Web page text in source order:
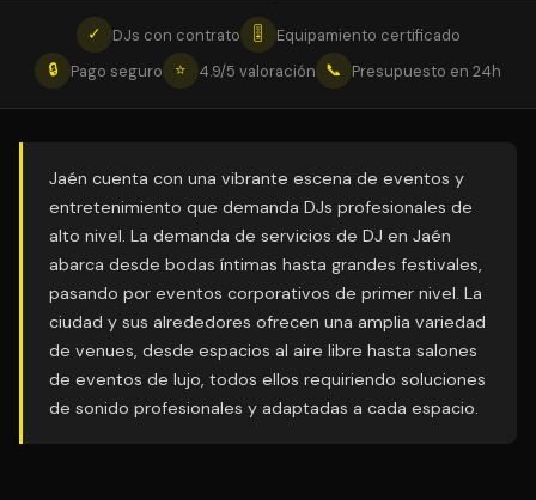
✓ DJs con contrato 🎚
Equipamiento certificado
🔒
Pago seguro ⭐ 4.9/5 valoración 📞 Presupuesto en 24h
Jaén cuenta con una vibrante escena de eventos y
entretenimiento que demanda DJs profesionales de
alto nivel. La demanda de servicios de DJ en Jaén
abarca desde bodas íntimas hasta grandes festivales,
pasando por eventos corporativos de primer nivel. La
ciudad y sus alrededores ofrecen una amplia variedad
de venues, desde espacios al aire libre hasta salones
de eventos de lujo, todos ellos requiriendo soluciones
de sonido profesionales y adaptadas a cada espacio.